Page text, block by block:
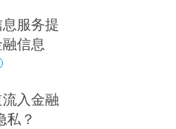
服务提
信息
入金融
私？